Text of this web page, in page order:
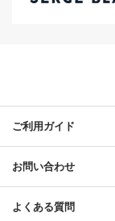
ご利用ガイド
お問い合わせ
よくある質問